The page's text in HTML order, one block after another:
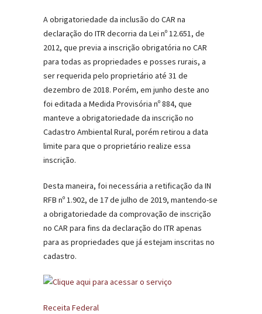
A obrigatoriedade da inclusão do CAR na
declaração do ITR decorria da Lei nº 12.651, de
2012, que previa a inscrição obrigatória no CAR
para todas as propriedades e posses rurais, a
ser requerida pelo proprietário até 31 de
dezembro de 2018. Porém, em junho deste ano
foi editada a Medida Provisória nº 884, que
manteve a obrigatoriedade da inscrição no
Cadastro Ambiental Rural, porém retirou a data
limite para que o proprietário realize essa
inscrição.
Desta maneira, foi necessária a retificação da IN
RFB nº 1.902, de 17 de julho de 2019, mantendo-se
a obrigatoriedade da comprovação de inscrição
no CAR para fins da declaração do ITR apenas
para as propriedades que já estejam inscritas no
cadastro.
Receita Federal